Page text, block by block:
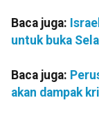
Baca juga:
untuk buka
Baca juga:
akan dampak